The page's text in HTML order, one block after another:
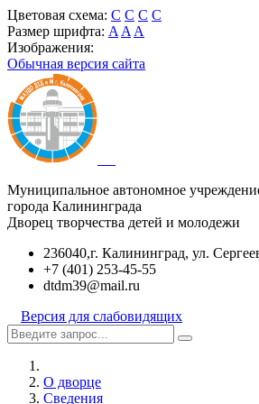
Цветовая схема: C C C C
Размер шрифта: A A A
Изображения:
Обычная версия сайта
Муниципальное автономное
города Калининграда
Дворец творчества детей и молодежи
236040,г. Калининград, ул.
+7 (401) 253-45-55
dtdm39@mail.ru
Версия для слабовидящих
О дворце
Сведения